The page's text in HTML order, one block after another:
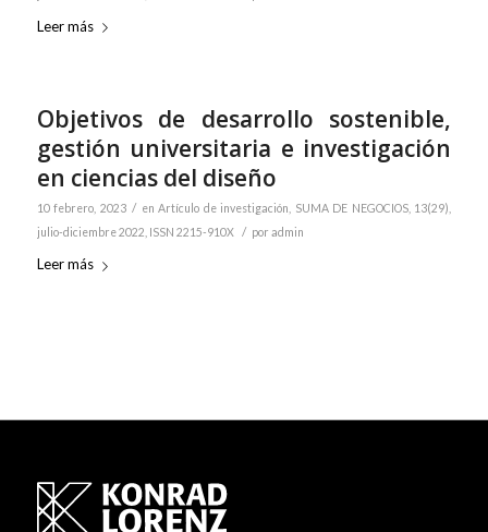
Leer más
Objetivos de desarrollo sostenible,
gestión universitaria e investigación
en ciencias del diseño
10 febrero, 2023 / enArtículo de investigación, SUMA DE NEGOCIOS, 13(29),
julio-diciembre 2022, ISSN 2215-910X
/ por admin
Leer más